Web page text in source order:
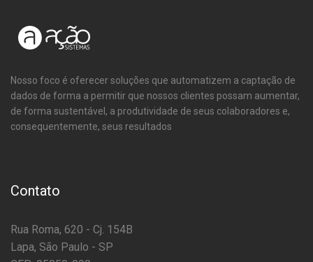
Nosso foco é oferecer soluções que automatizem a captação de
dados de forma a permitir que nossos clientes possam aumentar,
de forma sustentável, a produtividade de seus colaboradores e,
consequentemente, seus resultados
Contato
Rua Roma, 620 - Cj. 154B
Lapa, São Paulo - SP